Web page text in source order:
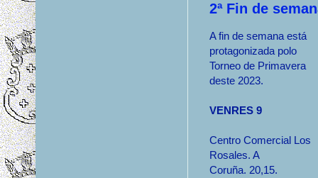
2ª Fin de
A fin de semana está
protagonizada polo
Torneo de Primavera
deste 2023.
VENRES 9
Centro Comercial Los
Rosales. A
Coruña. 20,15.